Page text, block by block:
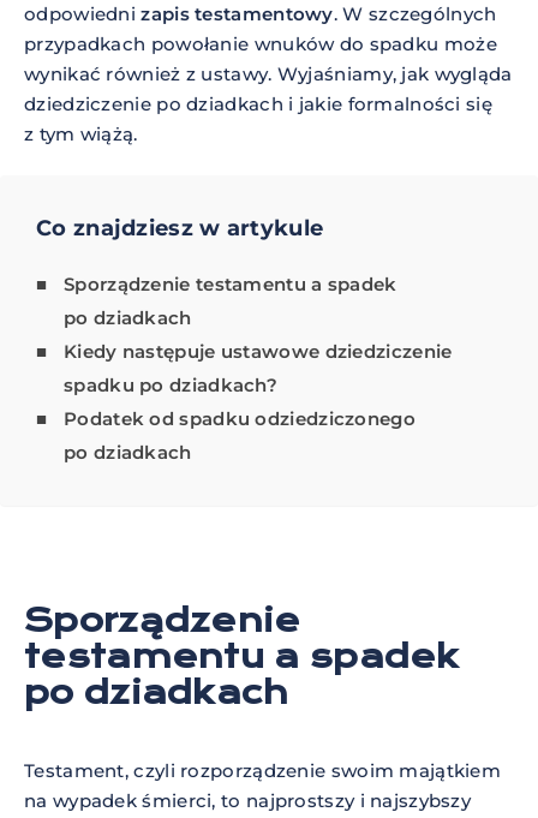
odpowiednizapis testamentowy. W szczególnych
przypadkach powołanie wnuków do spadku może
wynikać również z ustawy. Wyjaśniamy, jak wygląda
dziedziczenie po dziadkach i jakie formalności się
z tym wiążą.
Co znajdziesz w artykule
Sporządzenie testamentu a spadek
po dziadkach
Kiedy następuje ustawowe dziedziczenie
spadku po dziadkach?
Podatek od spadku odziedziczonego
po dziadkach
Sporządzenie
testamentu a spadek
po dziadkach
Testament, czyli rozporządzenie swoim majątkiem
na wypadek śmierci, to najprostszy i najszybszy